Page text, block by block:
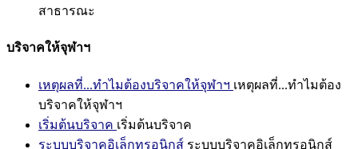
สาธารณะ
บริจาคให้จุฬาฯ
เหตุผลที่...ทำไมต้องบริจาคให้จุฬาฯ เหตุผลที่...ทำไมต้อง
บริจาคให้จุฬาฯ
เริ่มต้นบริจาค เริ่มต้นบริจาค
ระบบบริจาคอิเล็กทรอนิกส์ ระบบบริจาคอิเล็กทรอนิกส์